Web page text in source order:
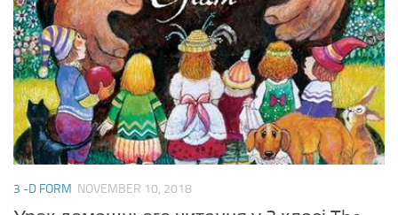
3 -D FORM NOVEMBER 10, 2018